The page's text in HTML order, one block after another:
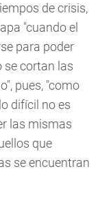
de crisis,
"cuando el
para poder
se cortan las
pues, "como
difícil no es
las mismas
que
se encuentran